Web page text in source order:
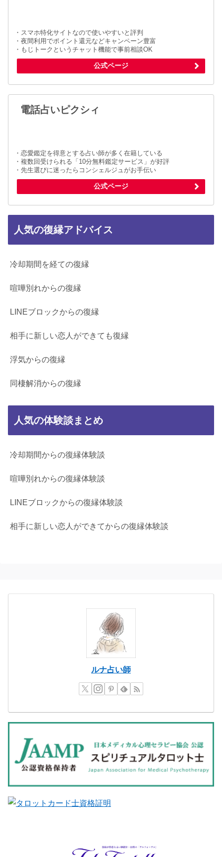
・スマホ特化サイトなので使いやすいと評判
・夜間利用でポイント還元などキャンペーン豊富
・もじトークというチャット機能で事前相談OK
公式ページ
電話占いピクシィ
・恋愛鑑定を得意とする占い師が多く在籍している
・複数回受けられる「10分無料鑑定サービス」が好評
・先生選びに迷ったらコンシェルジュがお手伝い
公式ページ
人気の復縁アドバイス
冷却期間を経ての復縁
喧嘩別れからの復縁
LINEブロックからの復縁
相手に新しい恋人ができても復縁
浮気からの復縁
同棲解消からの復縁
人気の体験談まとめ
冷却期間からの復縁体験談
喧嘩別れからの復縁体験談
LINEブロックからの復縁体験談
相手に新しい恋人ができてからの復縁体験談
ルナ占い師